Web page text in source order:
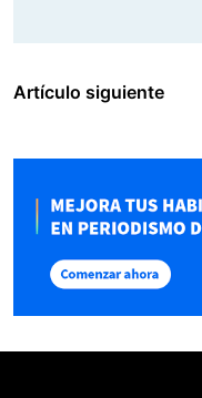
Artículo siguiente